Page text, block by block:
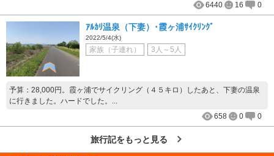
6440
16 0
ｱﾙｶﾘ温泉（下妻）･霞ヶ浦ｻｲｸﾘﾝｸﾞ
2022/5/4(水)
家族（子連れ） 3人～5人
予算：28,000円。霞ヶ浦でサイクリング（４５キロ）したあと、下妻の温泉
に行きました。ハードでした。...
658
0 0
旅行記をもっと見る